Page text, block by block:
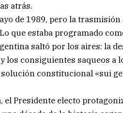
atrás.
de 1989, pero la
que estaba programado
saltó por los aires: la
consiguientes saqueos a
constitucional «sui
el Presidente electo